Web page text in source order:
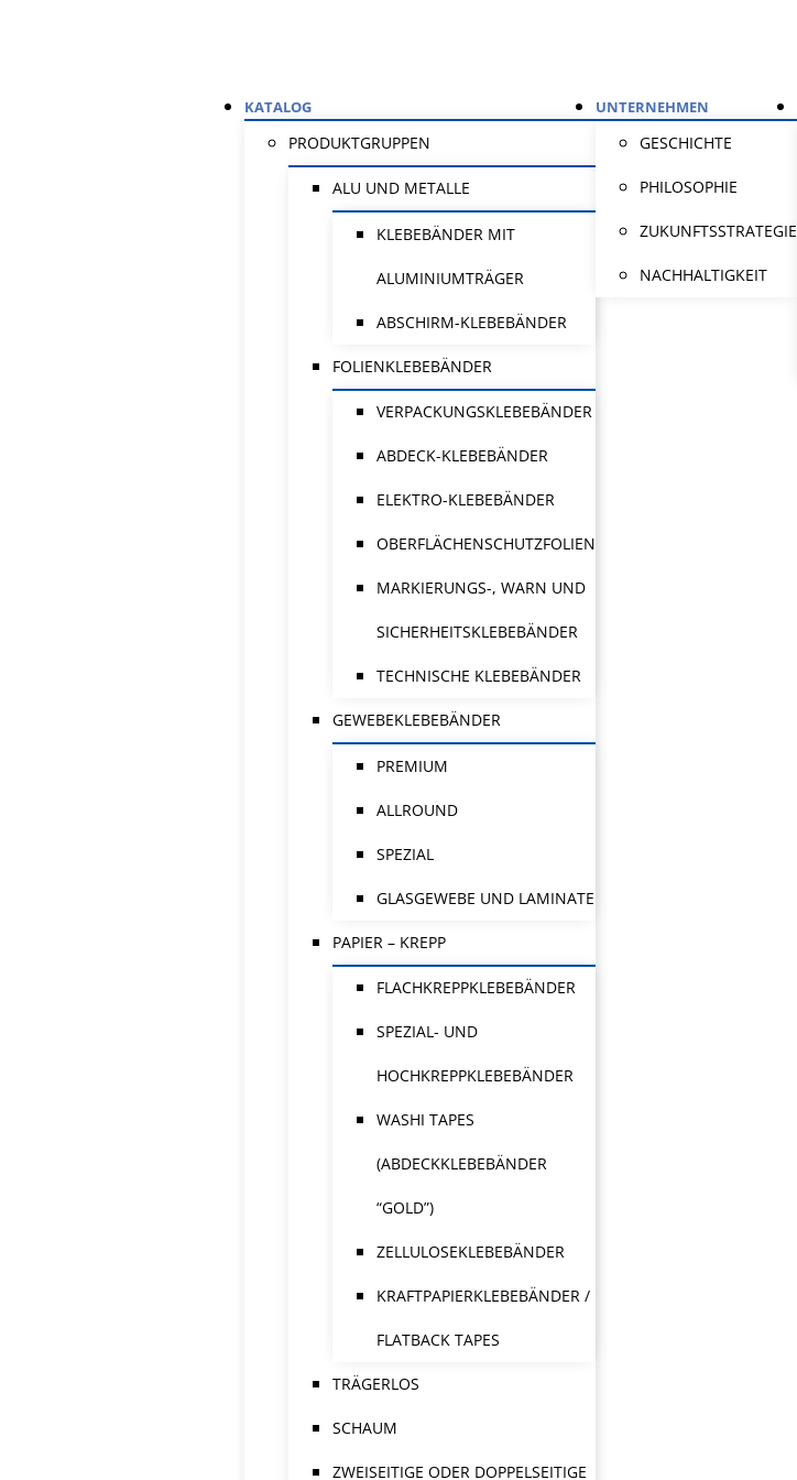
KATALOG
PRODUKTGRUPPEN
ALU UND METALLE
KLEBEBÄNDER MIT
ALUMINIUMTRÄGER
ABSCHIRM-KLEBEBÄNDER
FOLIENKLEBEBÄNDER
VERPACKUNGSKLEBEBÄNDER
ABDECK-KLEBEBÄNDER
ELEKTRO-KLEBEBÄNDER
OBERFLÄCHENSCHUTZFOLIEN
MARKIERUNGS-, WARN UND
SICHERHEITSKLEBEBÄNDER
TECHNISCHE KLEBEBÄNDER
GEWEBEKLEBEBÄNDER
PREMIUM
ALLROUND
SPEZIAL
GLASGEWEBE UND LAMINATE
PAPIER – KREPP
FLACHKREPPKLEBEBÄNDER
SPEZIAL- UND
HOCHKREPPKLEBEBÄNDER
WASHI TAPES
(ABDECKKLEBEBÄNDER
“GOLD”)
ZELLULOSEKLEBEBÄNDER
KRAFTPAPIERKLEBEBÄNDER /
FLATBACK TAPES
TRÄGERLOS
SCHAUM
ZWEISEITIGE ODER DOPPELSEITIGE
UNTERNEHMEN
GESCHICHTE
PHILOSOPHIE
ZUKUNFTSSTRATEGIE
NACHHALTIGKEIT